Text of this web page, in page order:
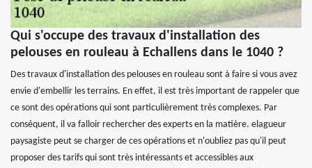
Qui s'occupe des travaux d'installation des
pelouses en rouleau à Echallens dans le 1040 ?
Des travaux d'installation des pelouses en rouleau sont à faire si vous avez
envie d'embellir les terrains. En effet, il est très important de rappeler que
ce sont des opérations qui sont particulièrement très complexes. Par
conséquent, il va falloir rechercher des experts en la matière. elagueur
paysagiste peut se charger de ces opérations et n'oubliez pas qu'il peut
proposer des tarifs qui sont très intéressants et accessibles aux